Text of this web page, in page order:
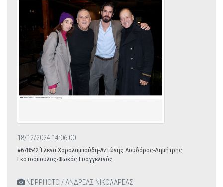
18/12/2024 14:06:00
#678542 Έλενα Χαραλαμπούδη-Αντώνης Λουδάρος-Δημήτρης
Γκοτσόπουλος-Φωκάς Ευαγγελινός
NDPPHOTO / ΑΝΔΡΕΑΣ ΝΙΚΟΛΑΡΕΑΣ